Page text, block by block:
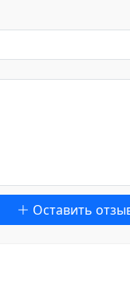
Оставить